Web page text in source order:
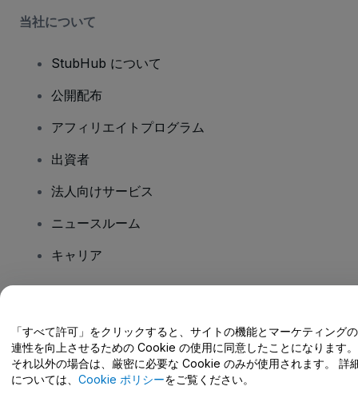
当社について
StubHub について
公開配布
アフィリエイトプログラム
出資者
法人向けサービス
ニュースルーム
キャリア
ヘルプセンター / こちらまでご連絡下さい
「すべて許可」をクリックすると、サイトの機能とマーケティング
連性を向上させるための Cookie の使用に同意したことになります。
それ以外の場合は、厳密に必要な Cookie のみが使用されます。 詳
については、 Cookie ポリシーをご覧ください。